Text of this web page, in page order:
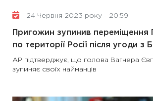
24 Червня 2023 року - 20:59
Пригожин зупинив переміщення
по території Росії після угоди з
AP підтверджує, що голова Вагнера
зупиняє своїх найманців